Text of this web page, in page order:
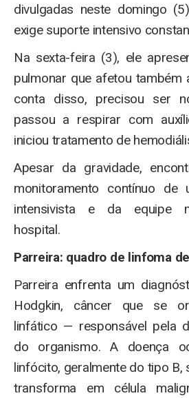
divulgadas neste domingo
exige suporte intensivo
Na sexta-feira (3), ele
pulmonar que afetou também
conta disso, precisou ser
passou a respirar com
iniciou tratamento de
Apesar da gravidade,
monitoramento contínuo de
intensivista e da equipe
hospital.
Parreira: quadro de linfoma
Parreira enfrenta um
Hodgkin, câncer que se
linfático — responsável pela
do organismo. A doença
linfócito, geralmente do tipo B,
transforma em célula